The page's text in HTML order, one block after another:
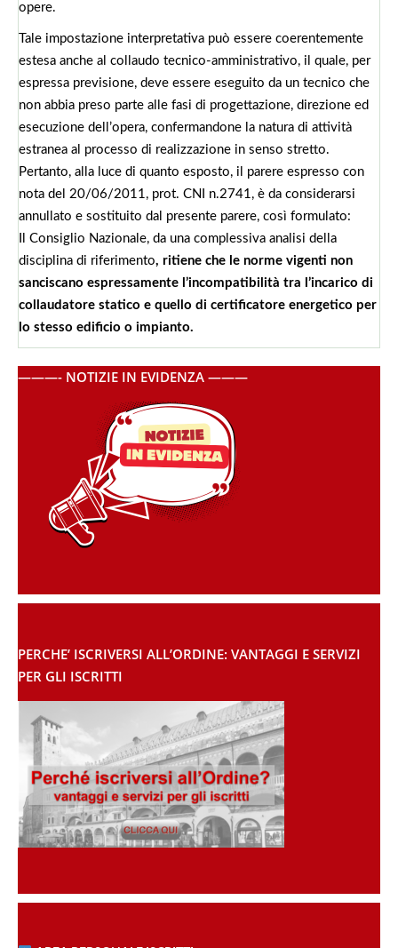
opere.
Tale impostazione interpretativa può essere coerentemente
estesa anche al collaudo tecnico‑amministrativo, il quale, per
espressa previsione, deve essere eseguito da un tecnico che
non abbia preso parte alle fasi di progettazione, direzione ed
esecuzione dell’opera, confermandone la natura di attività
estranea al processo di realizzazione in senso stretto.
Pertanto, alla luce di quanto esposto, il parere espresso con
nota del 20/06/2011, prot. CNI n.2741, è da considerarsi
annullato e sostituito dal presente parere, così formulato:
Il Consiglio Nazionale, da una complessiva analisi della
disciplina di riferimento, ritiene che le norme vigenti non
sanciscano espressamente l’incompatibilità tra l’incarico di
collaudatore statico e quello di certificatore energetico per
lo stesso edificio o impianto.
———- NOTIZIE IN EVIDENZA ———
PERCHE’ ISCRIVERSI ALL’ORDINE: VANTAGGI E SERVIZI
PER GLI ISCRITTI